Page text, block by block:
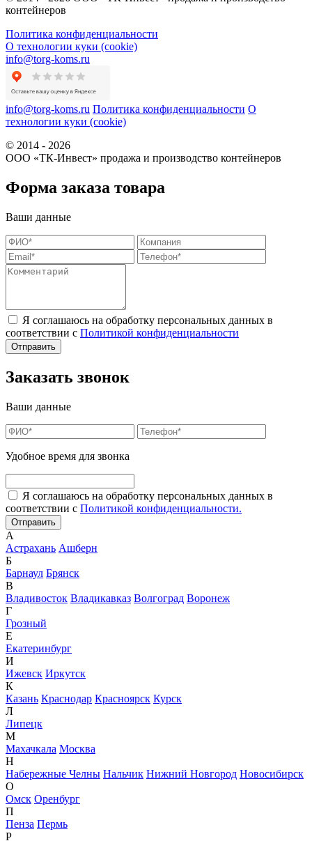
контейнеров
Политика конфиденциальности
О технологии куки (cookie)
info@torg-koms.ru
info@torg-koms.ru Политика конфиденциальности О
технологии куки (cookie)
© 2014 - 2026
ООО «ТК-Инвест» продажа и производство контейнеров
Форма заказа товара
Ваши данные
Я соглашаюсь на обработку персональных данных в
соответствии с Политикой конфиденциальности
Заказать звонок
Ваши данные
Удобное время для звонка
Я соглашаюсь на обработку персональных данных в
соответствии с Политикой конфиденциальности.
А
Астрахань Ашберн
Б
Барнаул Брянск
В
Владивосток Владикавказ Волгоград Воронеж
Г
Грозный
Е
Екатеринбург
И
Ижевск Иркутск
К
Казань Краснодар Красноярск Курск
Л
Липецк
М
Махачкала Москва
Н
Набережные Челны Нальчик Нижний Новгород Новосибирск
О
Омск Оренбург
П
Пенза Пермь
Р